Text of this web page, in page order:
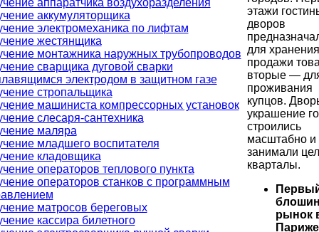
аккумуляторщика
электромеханика по лифтам
жестянщика
монтажника наружных трубопроводов
сварщика дуговой сварки
электродом в защитном газе
стропальщика
машиниста компрессорных установок
слесаря-сантехника
маляра
младшего воспитателя
кладовщика
операторов теплового пункта
операторов станков с программным
матросов береговых
кассира билетного
этажи
дворов
для
продажи
вторые —
проживания
купцов.
украшение
строились
масштабно и
занимали
кварталы.
рынок
Париже